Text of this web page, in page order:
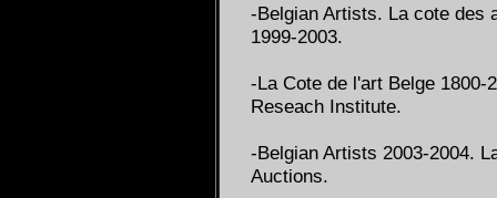
-Belgian Artists. La cote des
1999-2003.
-La Cote de l'art Belge 1800-
Reseach Institute.
-Belgian Artists 2003-2004.
Auctions.